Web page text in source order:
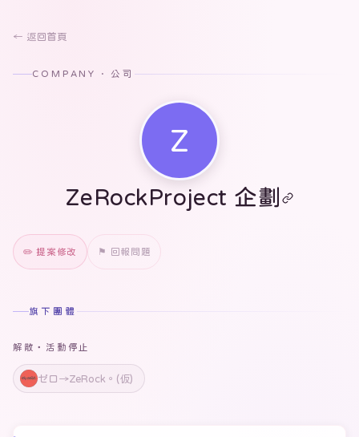
← 返回首頁
COMPANY · 公司
Z
ZeRockProject 企劃
✏️ 提案修改 ⚑ 回報問題
旗下團體
解散・活動停止
ゼロ→ZeRock。(仮)